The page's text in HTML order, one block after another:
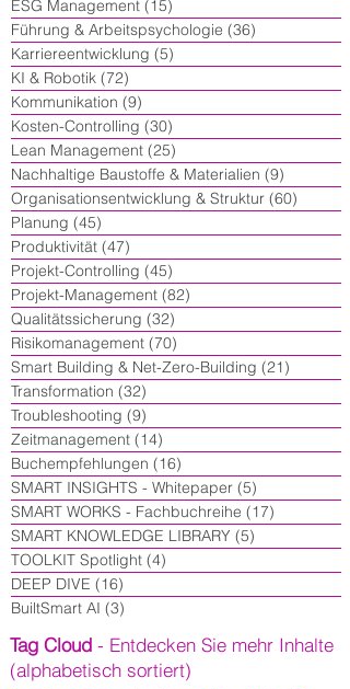
ESG Management (15)
Führung & Arbeitspsychologie (36)
Karriereentwicklung (5)
KI & Robotik (72)
Kommunikation (9)
Kosten-Controlling (30)
Lean Management (25)
Nachhaltige Baustoffe & Materialien (9)
Organisationsentwicklung & Struktur (60)
Planung (45)
Produktivität (47)
Projekt-Controlling (45)
Projekt-Management (82)
Qualitätssicherung (32)
Risikomanagement (70)
Smart Building & Net-Zero-Building (21)
Transformation (32)
Troubleshooting (9)
Zeitmanagement (14)
Buchempfehlungen (16)
SMART INSIGHTS - Whitepaper (5)
SMART WORKS - Fachbuchreihe (17)
SMART KNOWLEDGE LIBRARY (5)
TOOLKIT Spotlight (4)
DEEP DIVE (16)
BuiltSmart AI (3)
Tag Cloud - Entdecken Sie mehr Inhalte
(alphabetisch sortiert)